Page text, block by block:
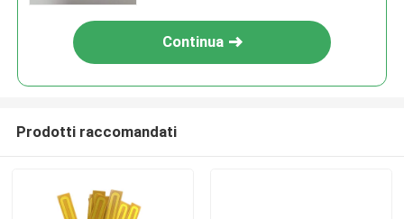
Continua
Prodotti raccomandati